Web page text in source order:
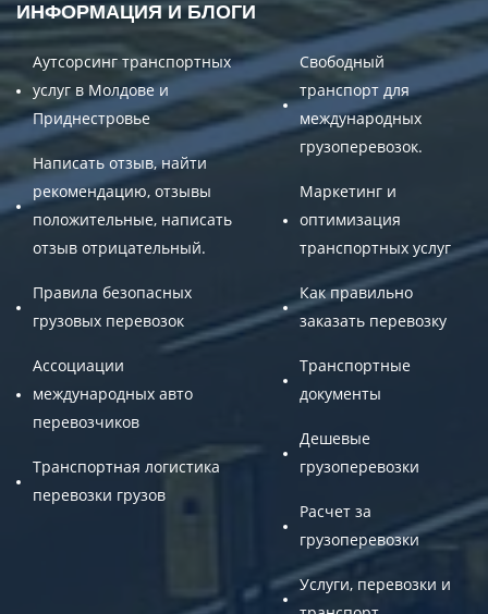
ИНФОРМАЦИЯ И БЛОГИ
Аутсорсинг транспортных
услуг в Молдове и
Приднестровье
Написать отзыв, найти
рекомендацию, отзывы
положительные, написать
отзыв отрицательный.
Правила безопасных
грузовых перевозок
Ассоциации
международных авто
перевозчиков
Транспортная логистика
перевозки грузов
Свободный
транспорт для
международных
грузоперевозок.
Маркетинг и
оптимизация
транспортных услуг
Как правильно
заказать перевозку
Транспортные
документы
Дешевые
грузоперевозки
Расчет за
грузоперевозки
Услуги, перевозки и